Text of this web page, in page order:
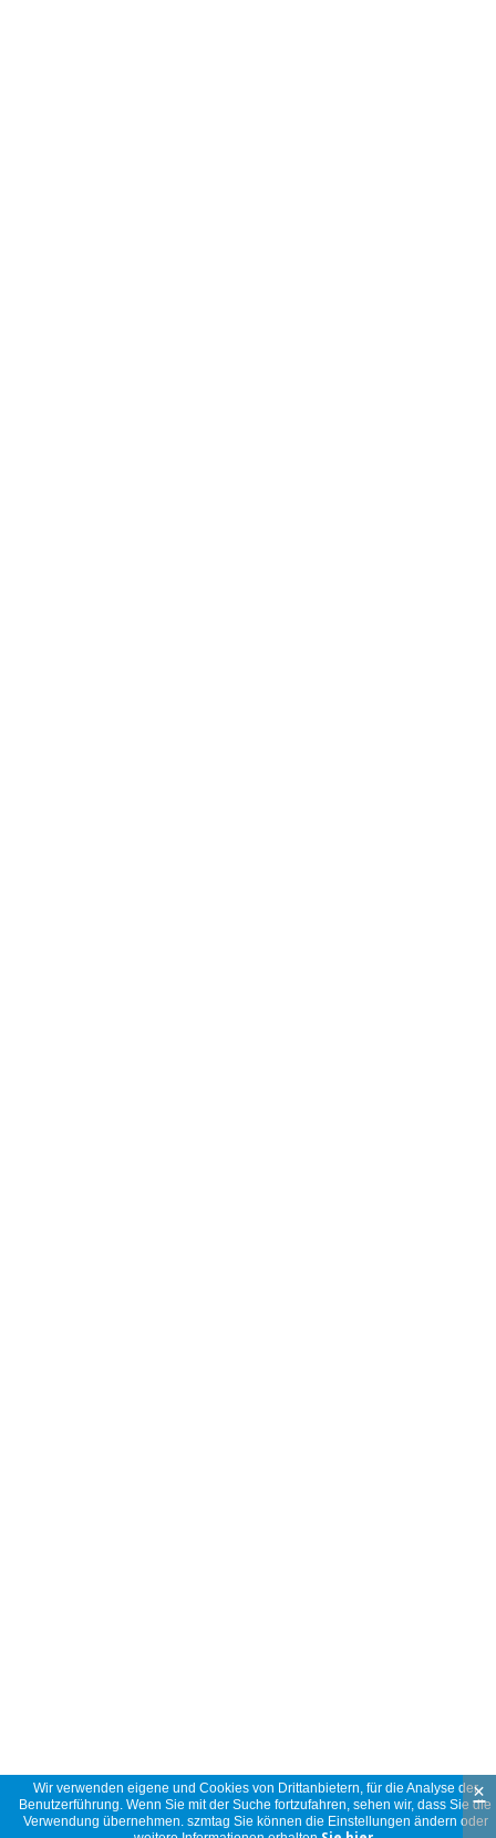
Wir verwenden eigene und Cookies von Drittanbietern, für die Analyse der
Benutzerführung. Wenn Sie mit der Suche fortzufahren, sehen wir, dass Sie die
Verwendung übernehmen. szmtag Sie können die Einstellungen ändern oder
×